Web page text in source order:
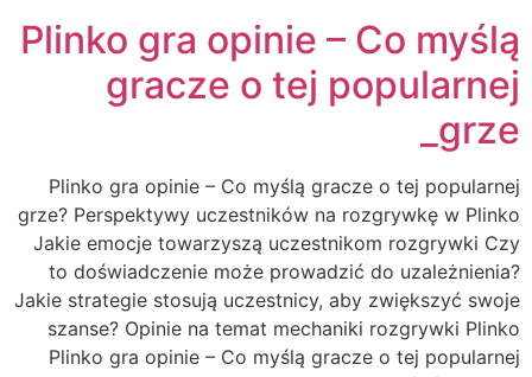
Plinko gra opinie – Co
gracze o tej
Plinko gra opinie – Co myślą gracze o tej
grze? Perspektywy uczestników na rozgrywkę w
Jakie emocje towarzyszą uczestnikom rozgrywki
to doświadczenie może prowadzić do
Jakie strategie stosują uczestnicy, aby zwiększyć
szanse? Opinie na temat mechaniki rozgrywki
Plinko gra opinie – Co myślą gracze o tej